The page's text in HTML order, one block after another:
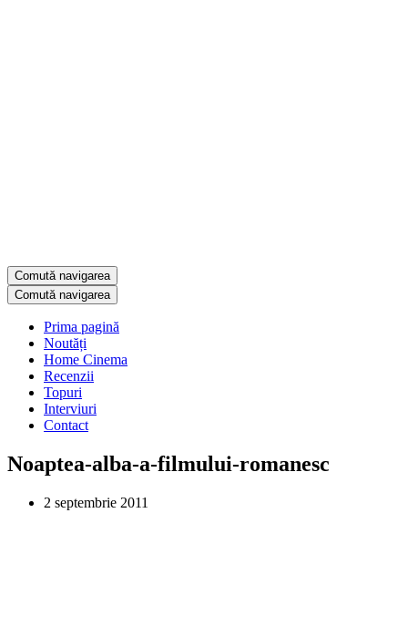
Comută navigarea
Comută navigarea
Prima pagină
Noutăți
Home Cinema
Recenzii
Topuri
Interviuri
Contact
Noaptea-alba-a-filmului-romanesc
2 septembrie 2011